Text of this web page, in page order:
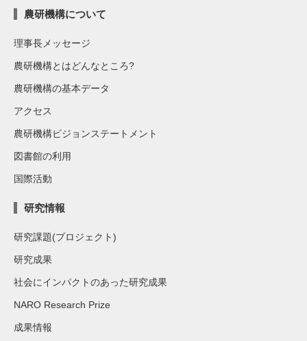
農研機構について
理事長メッセージ
農研機構とはどんなところ?
農研機構の基本データ
アクセス
農研機構ビジョンステートメント
図書館の利用
国際活動
研究情報
研究課題(プロジェクト)
研究成果
社会にインパクトのあった研究成果
NARO Research Prize
成果情報